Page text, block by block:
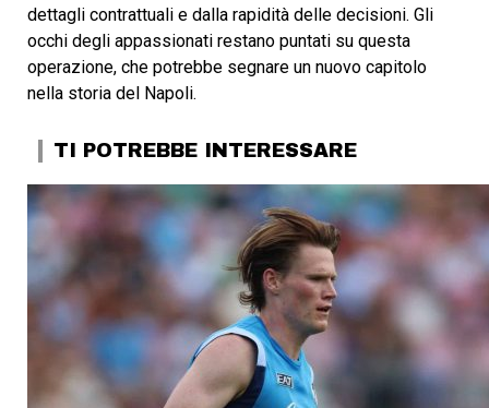
dettagli contrattuali e dalla rapidità delle decisioni. Gli
occhi degli appassionati restano puntati su questa
operazione, che potrebbe segnare un nuovo capitolo
nella storia del Napoli.
TI POTREBBE INTERESSARE